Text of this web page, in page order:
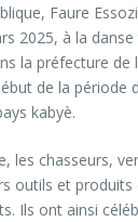
Faure
2025, à la
la préfecture de
de la période
kabyè.
les chasseurs,
outils et produits
Ils ont ainsi